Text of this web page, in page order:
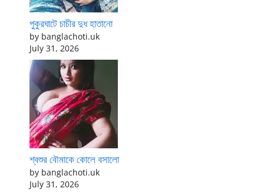
পুকুরঘাটে চাচীর দুধ হাতানো
by banglachoti.uk
July 31, 2026
শ্বশুর বৌমাকে কোলে বসালো
by banglachoti.uk
July 31, 2026